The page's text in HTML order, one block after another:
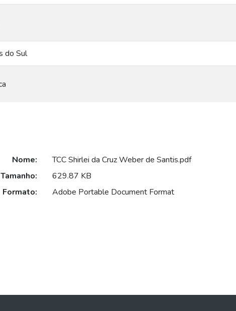
do Sul
Nome:
TCC Shirlei da Cruz Weber de Santis.pdf
Tamanho:
629.87 KB
Formato:
Adobe Portable Document Format